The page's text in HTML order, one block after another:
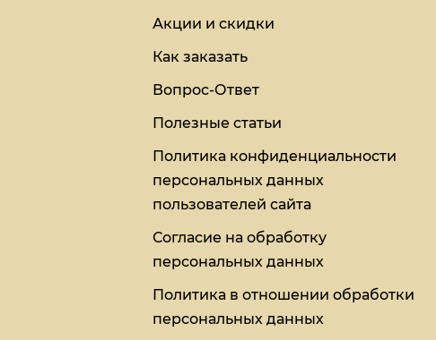
Акции и скидки
Как заказать
Вопрос-Ответ
Полезные статьи
Политика конфиденциальности
персональных данных
пользователей сайта
Согласие на обработку
персональных данных
Политика в отношении обработки
персональных данных